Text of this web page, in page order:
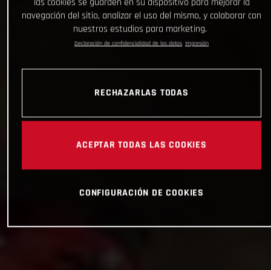
navegación del sitio, analizar el uso del mismo, y colaborar con
nuestros estudios para marketing.
Declaración de confidencialidad de los datos Impresión
RECHAZARLAS TODAS
ACEPTAR TODAS LAS COOKIES
CONFIGURACIÓN DE COOKIES